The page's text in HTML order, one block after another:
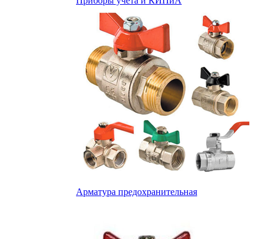
Арматура предохранительная